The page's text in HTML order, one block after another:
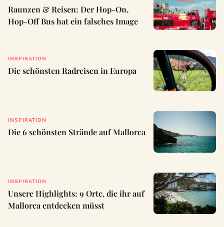
Raunzen & Reisen: Der Hop-On,
Hop-Off Bus hat ein falsches Image
INSPIRATION
Die schönsten Radreisen in Europa
INSPIRATION
Die 6 schönsten Strände auf Mallorca
INSPIRATION
Unsere Highlights: 9 Orte, die ihr auf
Mallorca entdecken müsst